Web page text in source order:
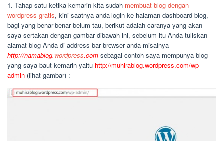
1. Tahap satu ketika kemarin kita sudah membuat blog dengan
wordpress gratis, kini saatnya anda login ke halaman dashboard blog,
bagi yang benar-benar belum tau, berikut adalah caranya yang akan
saya sertakan dengan gambar dibawah ini, sebelum itu Anda tuliskan
alamat blog Anda di address bar browser anda misalnya
http://namablog.wordpress.com sebagai contoh saya mempunya blog
yang saya baut kemarin yaitu http://muhirablog.wordpress.com/wp-
admin (lihat gambar) :